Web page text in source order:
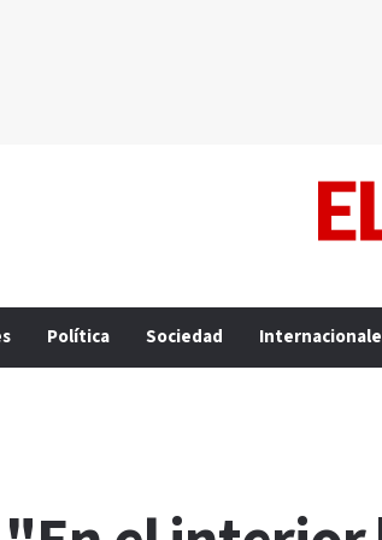
Política Sociedad